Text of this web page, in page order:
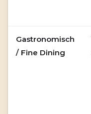
Gastronomisch
/ Fine Dining